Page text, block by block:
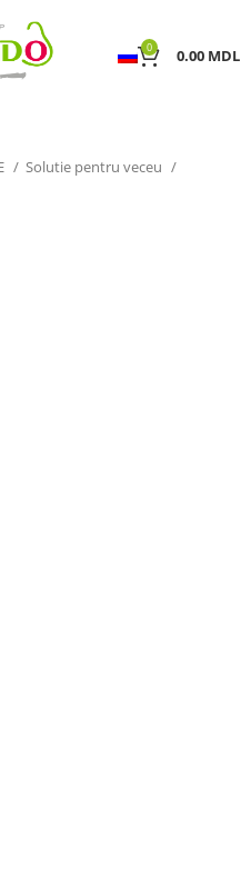
0 0.00 MDL
Solutie pentru veceu